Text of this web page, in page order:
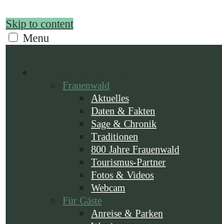
Skip to content
Menu
Frauenwald
Aktuelles
Daten & Fakten
Sage & Chronik
Traditionen
800 Jahre Frauenwald
Tourismus-Partner
Fotos & Videos
Webcam
Für Gäste
Anreise & Parken